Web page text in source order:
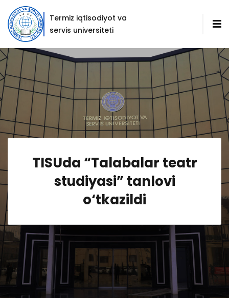
Termiz iqtisodiyot va
servis universiteti
TISUda “Talabalar teatr
studiyasi” tanlovi
o‘tkazildi